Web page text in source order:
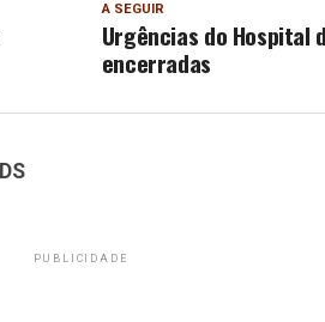
A SEGUIR
Urgências do Hospital
encerradas
PUBLICIDADE